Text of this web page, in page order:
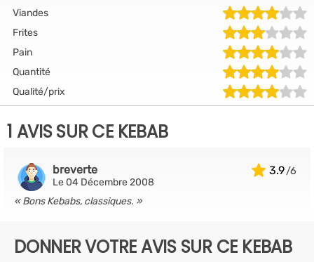
Viandes
Frites
Pain
Quantité
Qualité/prix
1 AVIS SUR CE KEBAB
3.9
breverte
Le 04 Décembre 2008
Bons Kebabs, classiques.
DONNER VOTRE AVIS SUR CE KEBAB